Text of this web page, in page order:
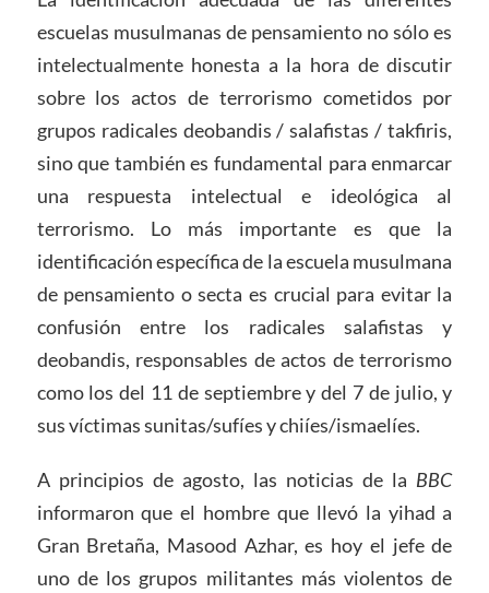
escuelas musulmanas de pensamiento no sólo es
intelectualmente honesta a la hora de discutir
sobre los actos de terrorismo cometidos por
grupos radicales deobandis / salafistas / takfiris,
sino que también es fundamental para enmarcar
una respuesta intelectual e ideológica al
terrorismo. Lo más importante es que la
identificación específica de la escuela musulmana
de pensamiento o secta es crucial para evitar la
confusión entre los radicales salafistas y
deobandis, responsables de actos de terrorismo
como los del 11 de septiembre y del 7 de julio, y
sus víctimas sunitas/sufíes y chiíes/ismaelíes.
A principios de agosto, las noticias de la BBC
informaron que el hombre que llevó la yihad a
Gran Bretaña, Masood Azhar, es hoy el jefe de
uno de los grupos militantes más violentos de